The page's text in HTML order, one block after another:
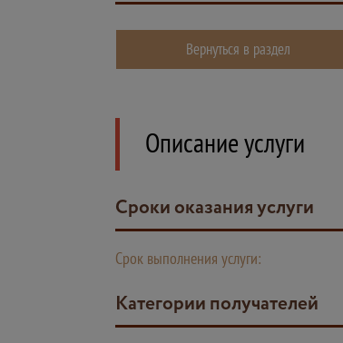
Вернуться в раздел
Описание услуги
Сроки оказания услуги
Срок выполнения услуги:
Категории получателей